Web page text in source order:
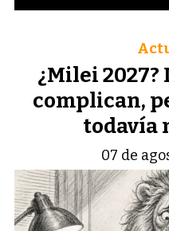
¿Milei 2027?
complican,
todavía
07 de